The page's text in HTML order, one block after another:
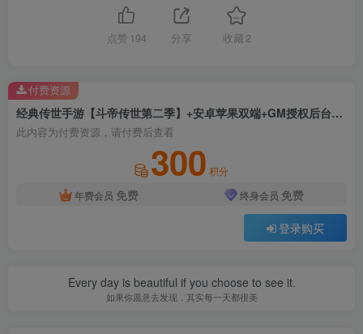
点赞 194 分享 收藏 2
经典传世手游【斗帝传世第二季】+安卓苹果双端+GM授权后台+Linux手工服务端+详细搭建教程
此内容为付费资源，请付费后查看
300 积分
年费会员 免费 终身会员 免费
登录购买
付费资源
Every day is beautiful if you choose to see it.
如果你愿意去发现，其实每一天都很美